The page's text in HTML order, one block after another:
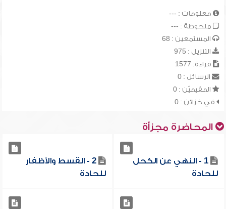
معلومات : ---
ملحوظة : ---
المستمعين : 68
التنزيل : 975
قراءة: 1577
الرسائل : 0
المقيميّن : 0
في خزائن : 0
المحاضرة مجزأة
1 - النهي عن الكحل
للحادة
2 - القسط والأظفار
للحادة